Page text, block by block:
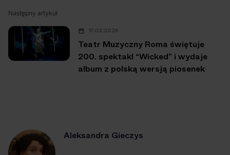
Następny artykuł
17.02.2026
Teatr Muzyczny Roma świętuje
200. spektakl “Wicked” i wydaje
album z polską wersją piosenek
Aleksandra Gieczys